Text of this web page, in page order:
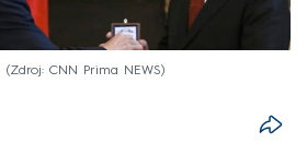
Zdroj: CNN Prima NEWS